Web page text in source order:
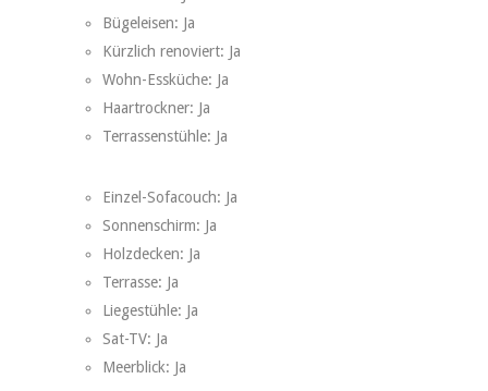
Bügeleisen: Ja
Kürzlich renoviert: Ja
Wohn-Essküche: Ja
Haartrockner: Ja
Terrassenstühle: Ja
Einzel-Sofacouch: Ja
Sonnenschirm: Ja
Holzdecken: Ja
Terrasse: Ja
Liegestühle: Ja
Sat-TV: Ja
Meerblick: Ja